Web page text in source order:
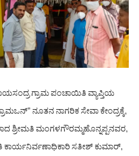
ಗ್ರಾಮ ಪಂಚಾಯಿತಿ ವ್ಯಾಪ್ತಿಯ
” ನೂತನ ನಾಗರಿಕಸೇವಾ ಕೇಂದ್ರಕ್ಕೆ,
ಶ್ರೀಮತಿ ಮಂಗಳಗೌರಮ್ಮಹೊನ್ನಪ್ಪನವರ,
ಕಾರ್ಯನಿರ್ವಣಾಧಿಕಾರಿಸತೀಶ್ ಕುಮಾರ್,